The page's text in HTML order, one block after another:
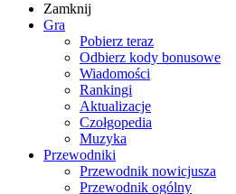
Zamknij
Gra
Pobierz teraz
Odbierz kody bonusowe
Wiadomości
Rankingi
Aktualizacje
Czołgopedia
Muzyka
Przewodniki
Przewodnik nowicjusza
Przewodnik ogólny